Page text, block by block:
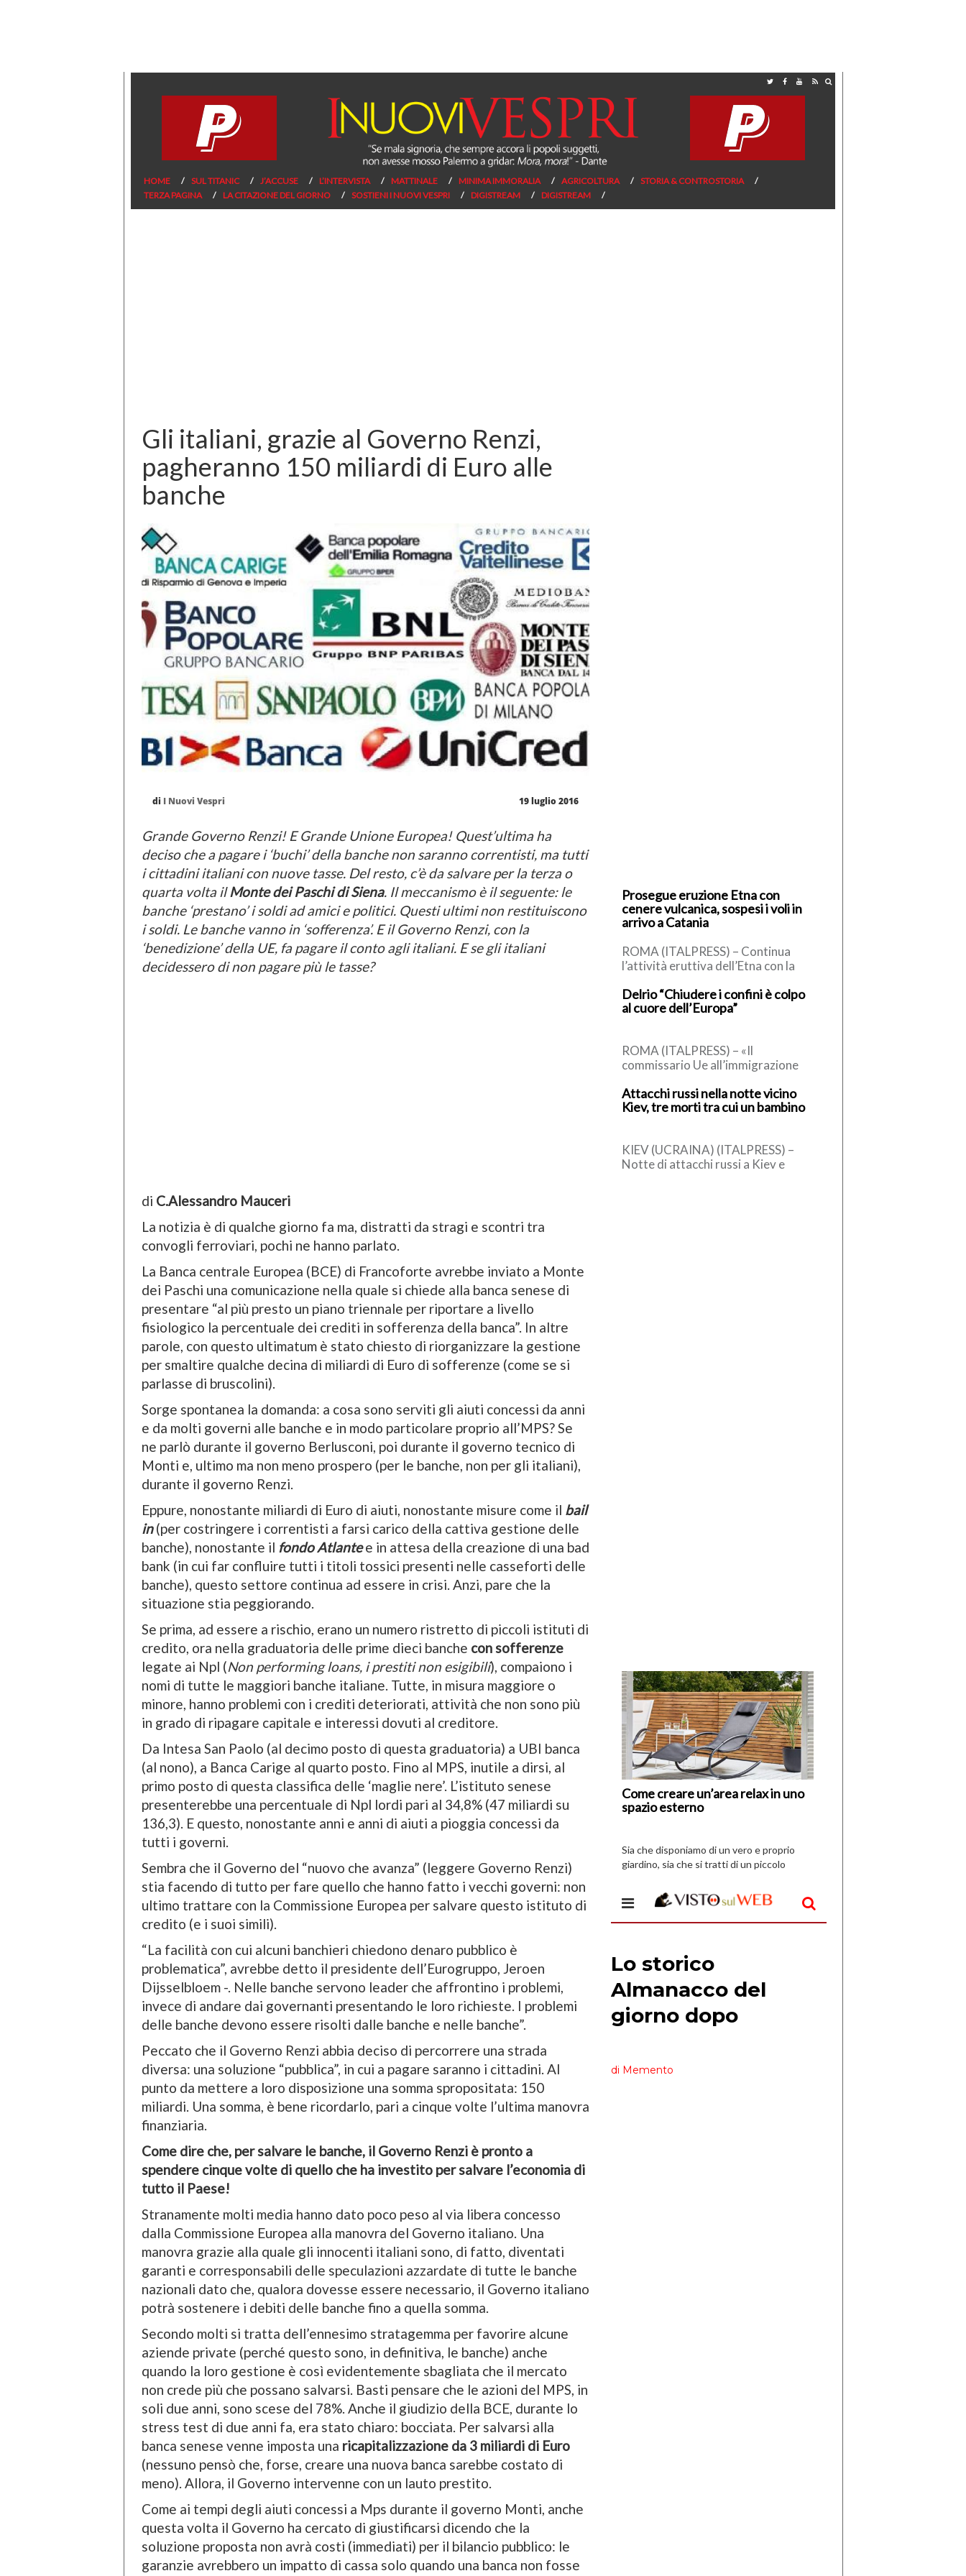
HOME SUL TITANIC J’ACCUSE L’INTERVISTA MATTINALE MINIMA IMMORALIA AGRICOLTURA
STORIA & CONTROSTORIA
TERZA PAGINA
LA CITAZIONE DEL GIORNO SOSTIENI I NUOVI VESPRI DIGISTREAM DIGISTREAM
Gli italiani, grazie al Governo Renzi,
pagheranno 150 miliardi di Euro alle
banche
di I Nuovi Vespri 19 luglio 2016
Grande Governo Renzi! E Grande Unione Europea! Quest’ultima ha
deciso che a pagare i ‘buchi’ della banche non saranno correntisti, ma tutti
i cittadini italiani con nuove tasse. Del resto, c’è da salvare per la terza o
quarta volta ilMonte dei Paschi di Siena. Il meccanismo è il seguente: le
banche ‘prestano’ i soldi ad amici e politici. Questi ultimi non restituiscono
i soldi. Le banche vanno in ‘sofferenza’. E il Governo Renzi, con la
‘benedizione’ della UE, fa pagare il conto agli italiani. E se gli italiani
decidessero di non pagare più le tasse?
di C.Alessandro Mauceri
La notizia è di qualche giorno fa ma, distratti da stragi e scontri tra
convogli ferroviari, pochi ne hanno parlato.
La Banca centrale Europea (BCE) di Francoforte avrebbe inviato a Monte
dei Paschi una comunicazione nella quale si chiede alla banca senese di
presentare “al più presto un piano triennale per riportare a livello
fisiologico la percentuale dei crediti in sofferenza della banca”. In altre
parole, con questo ultimatum è stato chiesto di riorganizzare la gestione
per smaltire qualche decina di miliardi di Euro di sofferenze (come se si
parlasse di bruscolini).
Sorge spontanea la domanda: a cosa sono serviti gli aiuti concessi da anni
e da molti governi alle banche e in modo particolare proprio all’MPS? Se
ne parlò durante il governo Berlusconi, poi durante il governo tecnico di
Monti e, ultimo ma non meno prospero (per le banche, non per gli italiani),
durante il governo Renzi.
Eppure, nonostante miliardi di Euro di aiuti, nonostante misure come il bail
in(per costringere i correntisti a farsi carico della cattiva gestione delle
banche), nonostante il fondo Atlantee in attesa della creazione di una bad
bank (in cui far confluire tutti i titoli tossici presenti nelle casseforti delle
banche), questo settore continua ad essere in crisi. Anzi, pare che la
situazione stia peggiorando.
Se prima, ad essere a rischio, erano un numero ristretto di piccoli istituti di
credito, ora nella graduatoria delle prime dieci banche con sofferenze
legate ai Npl (Non performing loans, i prestiti non esigibili), compaiono i
nomi di tutte le maggiori banche italiane. Tutte, in misura maggiore o
minore, hanno problemi con i crediti deteriorati, attività che non sono più
in grado di ripagare capitale e interessi dovuti al creditore.
Da Intesa San Paolo (al decimo posto di questa graduatoria) a UBI banca
(al nono), a Banca Carige al quarto posto. Fino al MPS, inutile a dirsi, al
primo posto di questa classifica delle ‘maglie nere’. L’istituto senese
presenterebbe una percentuale di Npl lordi pari al 34,8% (47 miliardi su
136,3). E questo, nonostante anni e anni di aiuti a pioggia concessi da
tutti i governi.
Sembra che il Governo del “nuovo che avanza” (leggere Governo Renzi)
stia facendo di tutto per fare quello che hanno fatto i vecchi governi: non
ultimo trattare con la Commissione Europea per salvare questo istituto di
credito (e i suoi simili).
“La facilità con cui alcuni banchieri chiedono denaro pubblico è
problematica”, avrebbe detto il presidente dell’Eurogruppo, Jeroen
Dijsselbloem -. Nelle banche servono leader che affrontino i problemi,
invece di andare dai governanti presentando le loro richieste. I problemi
delle banche devono essere risolti dalle banche e nelle banche”.
Peccato che il Governo Renzi abbia deciso di percorrere una strada
diversa: una soluzione “pubblica”, in cui a pagare saranno i cittadini. Al
punto da mettere a loro disposizione una somma spropositata: 150
miliardi. Una somma, è bene ricordarlo, pari a cinque volte l’ultima manovra
finanziaria.
Come dire che, per salvare le banche, il Governo Renzi è pronto a
spendere cinque volte di quello che ha investito per salvare l’economia di
tutto il Paese!
Stranamente molti media hanno dato poco peso al via libera concesso
dalla Commissione Europea alla manovra del Governo italiano. Una
manovra grazie alla quale gli innocenti italiani sono, di fatto, diventati
garanti e corresponsabili delle speculazioni azzardate di tutte le banche
nazionali dato che, qualora dovesse essere necessario, il Governo italiano
potrà sostenere i debiti delle banche fino a quella somma.
Secondo molti si tratta dell’ennesimo stratagemma per favorire alcune
aziende private (perché questo sono, in definitiva, le banche) anche
quando la loro gestione è così evidentemente sbagliata che il mercato
non crede più che possano salvarsi. Basti pensare che le azioni del MPS, in
soli due anni, sono scese del 78%. Anche il giudizio della BCE, durante lo
stress test di due anni fa, era stato chiaro: bocciata. Per salvarsi alla
banca senese venne imposta una ricapitalizzazione da 3 miliardi di Euro
(nessuno pensò che, forse, creare una nuova banca sarebbe costato di
meno). Allora, il Governo intervenne con un lauto prestito.
Come ai tempi degli aiuti concessi a Mps durante il governo Monti, anche
questa volta il Governo ha cercato di giustificarsi dicendo che la
soluzione proposta non avrà costi (immediati) per il bilancio pubblico: le
garanzie avrebbero un impatto di cassa solo quando una banca non fosse
Prosegue eruzione Etna con
cenere vulcanica, sospesi i voli in
arrivo a Catania
ROMA (ITALPRESS) – Continua
l’attività eruttiva dell’Etna con la
vulcanica in atmosfera. L’Istituto
Nazionale di Geofisica […]
Delrio “Chiudere i confini è colpo
al cuore dell’Europa”
ROMA (ITALPRESS) – «Il
commissario Ue all’immigrazione
che la sospensione dell’accordo di
Schengen, può essere […]
Attacchi russi nella notte vicino
Kiev, tre morti tra cui un bambino
KIEV (UCRAINA) (ITALPRESS) –
Notte di attacchi russi a Kiev e
Come creare un’area relax in uno
spazio esterno
di
I
Vespri
Sia che disponiamo di un vero e proprio
giardino, sia che si tratti di un piccolo